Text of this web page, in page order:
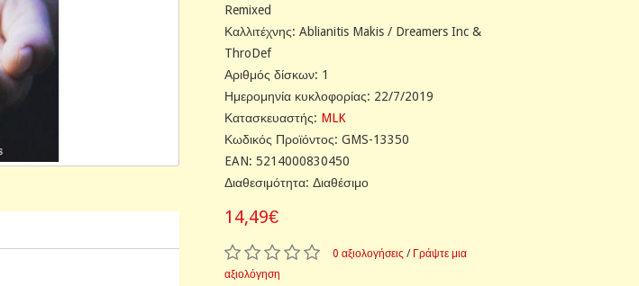
Remixed
Καλλιτέχνης: Ablianitis Makis / Dreamers Inc &
ThroDef
Αριθμός δίσκων: 1
Ημερομηνία κυκλοφορίας: 22/7/2019
Κατασκευαστής: MLK
Κωδικός Προϊόντος: GMS-13350
EAN: 5214000830450
Διαθεσιμότητα: Διαθέσιμο
14,49€
0 αξιολογήσεις / Γράψτε μια
αξιολόγηση